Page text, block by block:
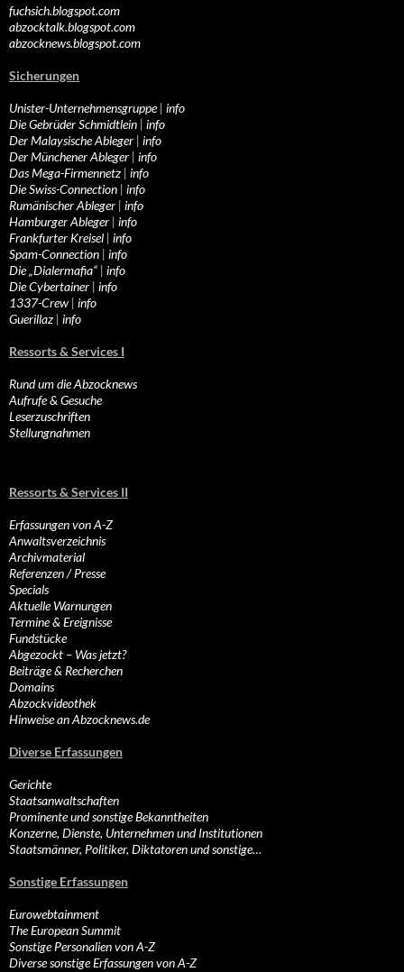
fuchsich.blogspot.com
abzocktalk.blogspot.com
abzocknews.blogspot.com
Sicherungen
Unister-Unternehmensgruppe| info
Die Gebrüder Schmidtlein | info
Der Malaysische Ableger | info
Der Münchener Ableger | info
Das Mega-Firmennetz | info
Die Swiss-Connection | info
Rumänischer Ableger | info
Hamburger Ableger | info
Frankfurter Kreisel | info
Spam-Connection | info
Die „Dialermafia“ | info
Die Cybertainer | info
1337-Crew | info
Guerillaz | info
Ressorts & Services I
Rund um die Abzocknews
Aufrufe & Gesuche
Leserzuschriften
Stellungnahmen
Ressorts & Services II
Erfassungen von A-Z
Anwaltsverzeichnis
Archivmaterial
Referenzen / Presse
Specials
Aktuelle Warnungen
Termine & Ereignisse
Fundstücke
Abgezockt – Was jetzt?
Beiträge & Recherchen
Domains
Abzockvideothek
Hinweise an Abzocknews.de
Diverse Erfassungen
Gerichte
Staatsanwaltschaften
Prominente und sonstige Bekanntheiten
Konzerne, Dienste, Unternehmen und Institutionen
Staatsmänner, Politiker, Diktatoren und sonstige…
Sonstige Erfassungen
Eurowebtainment
The European Summit
Sonstige Personalien von A-Z
Diverse sonstige Erfassungen von A-Z